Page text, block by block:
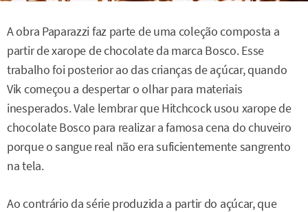
A obra Paparazzi faz parte de uma coleção composta a
partir de xarope de chocolate da marca Bosco. Esse
trabalho foi posterior ao das crianças de açúcar, quando
Vik começou a despertar o olhar para materiais
inesperados. Vale lembrar que Hitchcock usou xarope de
chocolate Bosco para realizar a famosa cena do chuveiro
porque o sangue real não era suficientemente sangrento
na tela.
Ao contrário da série produzida a partir do açúcar, que